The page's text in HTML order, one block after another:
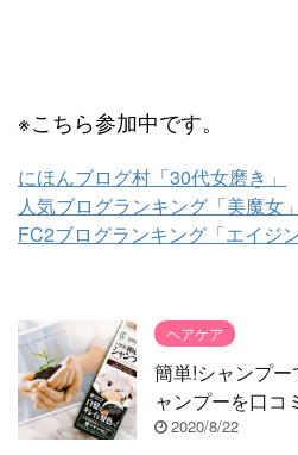
※こちら参加中です。
にほんブログ村「30代女磨き」
人気ブログランキング「美魔女」
FC2ブログランキング「エイジ
ヘアケア
簡単!シャンプ
ャンプーを口コ
2020/8/22